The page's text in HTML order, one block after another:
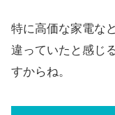
特に高価な家電な
違っていたと感じ
すからね。